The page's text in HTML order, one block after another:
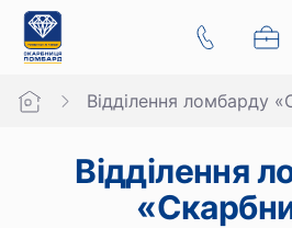
Відділення ломбарду
Відділення